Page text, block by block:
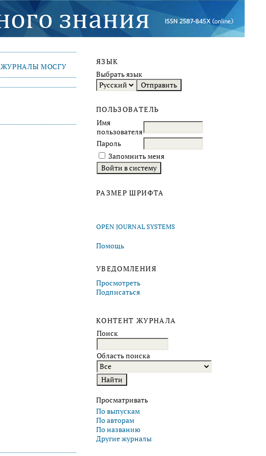
ЯЗЫК
Выбрать язык
ПОЛЬЗОВАТЕЛЬ
Имя
пользователя
Пароль
Запомнить меня
РАЗМЕР ШРИФТА
OPEN JOURNAL SYSTEMS
Помощь
УВЕДОМЛЕНИЯ
Просмотреть
Подписаться
КОНТЕНТ ЖУРНАЛА
Поиск
Область поиска
Просматривать
По выпускам
По авторам
По названию
Другие журналы
ЖУРНАЛЫ МОСГУ